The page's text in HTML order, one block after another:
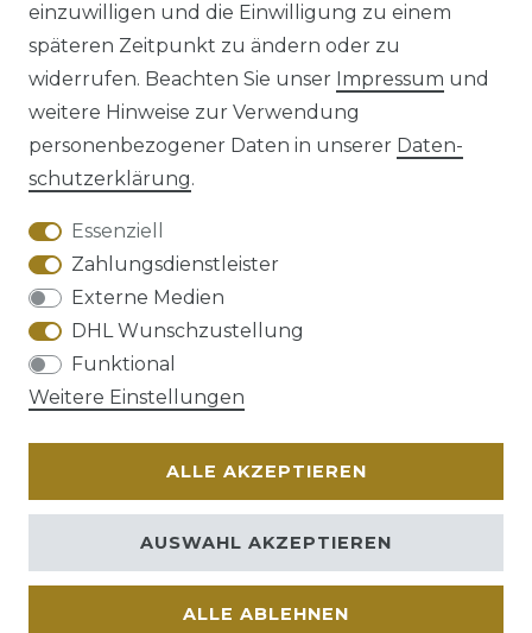
Impressum Daten­schutz­erklärung
AGB Barrierefreiheitserklärung
Widerrufs­recht
einzuwilligen und die Einwilligung zu einem
späteren Zeitpunkt zu ändern oder zu
widerrufen. Beachten Sie unser Impressum und
weitere Hinweise zur Verwendung
personenbezogener Daten in unserer Daten­
schutz­erklärung.
Essenziell
Zahlungsdienstleister
Externe Medien
DHL Wunschzustellung
Funktional
Weitere Einstellungen
ALLE AKZEPTIEREN
ALLE ABLEHNEN
AUSWAHL AKZEPTIEREN